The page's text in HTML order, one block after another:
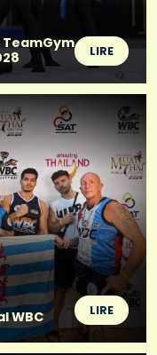
TeamGym
LIRE
WBC
LIRE